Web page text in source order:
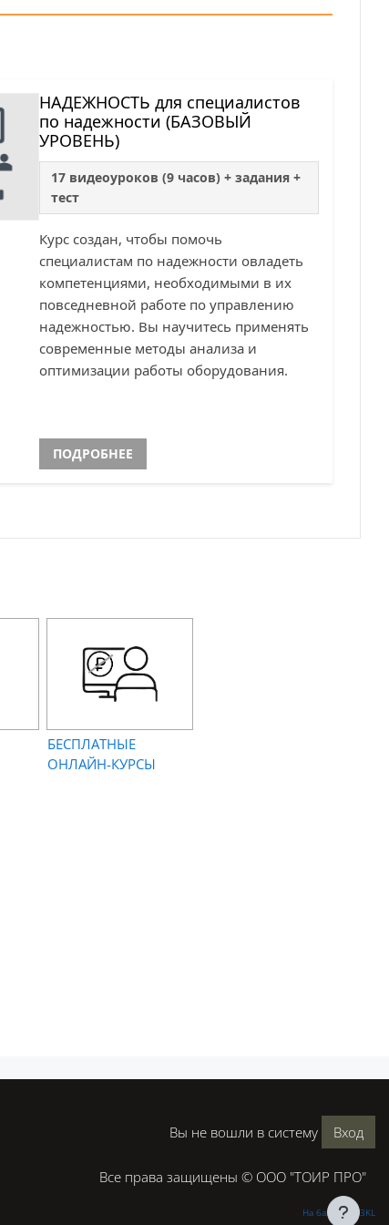
НАДЕЖНОСТЬ для специалистов
по надежности (БАЗОВЫЙ
УРОВЕНЬ)
17 видеоуроков (9 часов) + задания +
тест
Курс создан, чтобы помочь
специалистам по надежности овладеть
компетенциями, необходимыми в их
повседневной работе по управлению
надежностью. Вы научитесь применять
современные методы анализа и
оптимизации работы оборудования.
ПОДРОБНЕЕ
БЕСПЛАТНЫЕ
ОНЛАЙН-КУРСЫ
Вы не вошли в систему Вход
Все права защищены © ООО "ТОИР ПРО"
На базе СЭО 3KL